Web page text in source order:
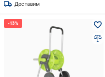
Доставим